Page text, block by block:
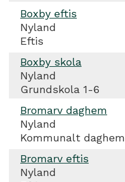
Boxby eftis
Nyland
Eftis
Boxby skola
Nyland
Grundskola 1-6
Bromarv daghem
Nyland
Kommunalt daghem
Bromarv eftis
Nyland